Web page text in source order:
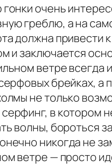
очень
греблю, а на
должна привести
и заключается
ветре
брейках, а
не только
в котором
волны, бороться
никогда не
ветре — просто